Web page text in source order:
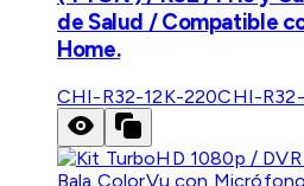
de Salud / Compatible
Home.
CHI-R32-12K-220CHI-